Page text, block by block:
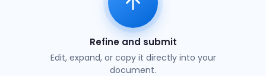
Refine and submit
Edit, expand, or copy it directly into your
document.